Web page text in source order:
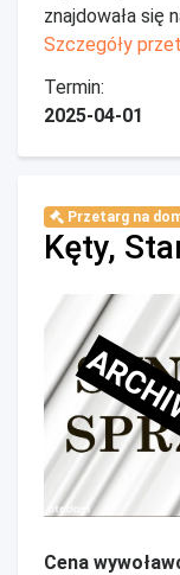
znajdowała się
Szczegóły
Termin:
2025-04-01
Przetarg na
Kęty,
Cena